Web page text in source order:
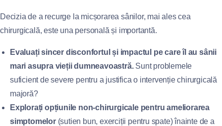
Decizia de a recurge la micșorarea sânilor, mai ales cea
chirurgicală, este una personală și importantă.
Evaluați sincer disconfortul și impactul pe care îl au sânii
mari asupra vieții dumneavoastră.Sunt problemele
suficient de severe pentru a justifica o intervenție chirurgicală
majoră?
Explorați opțiunile non-chirurgicale pentru ameliorarea
simptomelor(sutien bun, exerciții pentru spate) înainte de a